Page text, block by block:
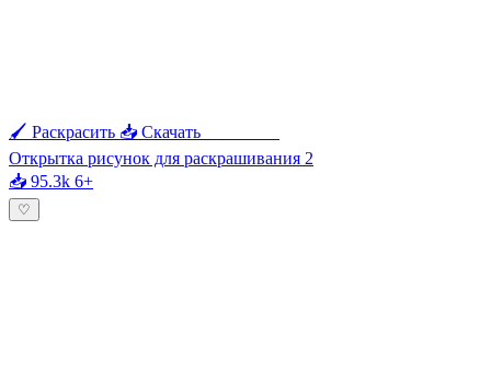
🖌 Раскрасить 📥 Скачать
Открытка рисунок для раскрашивания 2
📥 95.3k 6+
♡